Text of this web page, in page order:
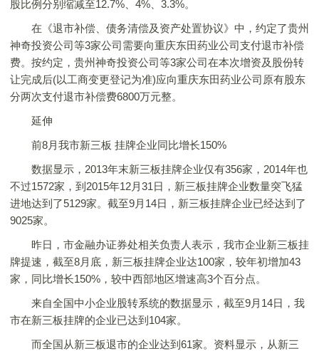
股比例分别缩减至12.7%、4%、3.3%。
在《退市补偿、债务清偿及资产处置协议》中，约定了贵州
神奇投资公司等3家公司需要向重庆东田药业公司支付退市补偿
费。按约定，贵州神奇投资公司等3家公司在本次增资及股份转
让完成后(以工商变更登记为准)应向重庆东田药业公司原有股东
分两次支付退市补偿费6800万元整。
延伸
前8月我市新三板 挂牌企业同比增长150%
数据显示，2013年末新三板挂牌企业仅有356家，2014年也
不过1572家，到2015年12月31日，新三板挂牌企业数量突飞猛
进地达到了5129家。截至9月14日，新三板挂牌企业已经达到了
9025家。
昨日，市金融办证券处相关负责人表示，我市企业新三板挂
牌提速，截至8月底，新三板挂牌企业达100家，较年初增加43
家，同比增长150%，较中西部地区增速高3个百分点。
来自全国中小企业股转系统的数据显示，截至9月14日，我
市在新三板挂牌的企业已达到104家。
而全国从新三板退市的企业达到61家。资料显示，从新三